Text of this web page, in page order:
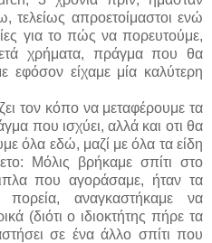
απροετοίμαστοι ενώ
για το πώς να πορευτούμε,
χρήματα, πράγμα που θα
είχαμε μία καλύτερη
τον κόπο να μεταφέρουμε τα
που ισχύει, αλλά και οτι θα
όλα εδώ, μαζί με όλα τα είδη
Μόλις βρήκαμε σπίτι στο
που αγοράσαμε, ήταν τα
αναγκαστήκαμε να
(διότι ο ιδιοκτήτης πήρε τα
σε ένα άλλο σπίτι που